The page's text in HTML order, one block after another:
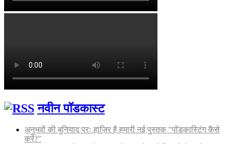
नवीन पॉडकास्ट
अनुभवों की बुनियाद परः हाज़िर है हमारी नई पुस्तक "पॉडकास्टिंग कैसे
करें?"